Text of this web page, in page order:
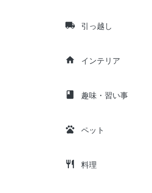
local_shipping 引っ越し
home インテリア
class 趣味・習い事
pets ペット
restaurant 料理